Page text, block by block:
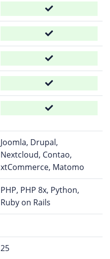
Joomla, Drupal,
Nextcloud, Contao,
xtCommerce, Matomo
PHP, PHP 8x, Python,
Ruby on Rails
25